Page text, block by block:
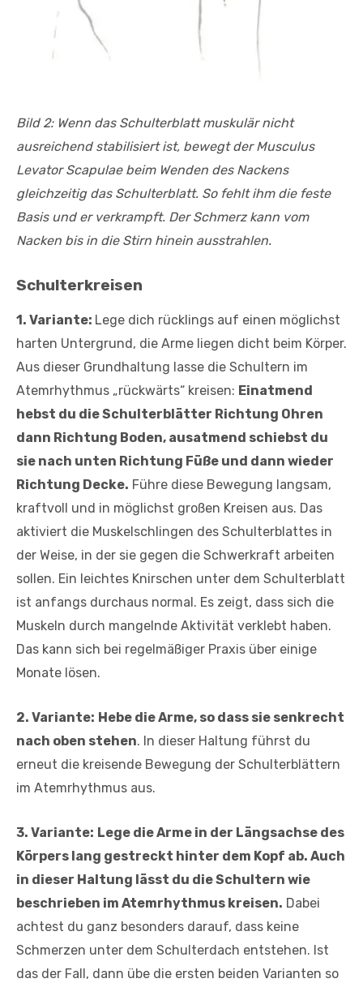
Bild 2: Wenn das Schulterblatt muskulär nicht
ausreichend stabilisiert ist, bewegt der Musculus
Levator Scapulae beim Wenden des Nackens
gleichzeitig das Schulterblatt. So fehlt ihm die feste
Basis und er verkrampft. Der Schmerz kann vom
Nacken bis in die Stirn hinein ausstrahlen.
Schulterkreisen
1. Variante: Lege dich rücklings auf einen möglichst
harten Untergrund, die Arme liegen dicht beim Körper.
Aus dieser Grundhaltung lasse die Schultern im
Atemrhythmus „rückwärts“ kreisen: Einatmend
hebst du die Schulterblätter Richtung Ohren
dann Richtung Boden, ausatmend schiebst du
sie nach unten Richtung Füße und dann wieder
Richtung Decke. Führe diese Bewegung langsam,
kraftvoll und in möglichst großen Kreisen aus. Das
aktiviert die Muskelschlingen des Schulterblattes in
der Weise, in der sie gegen die Schwerkraft arbeiten
sollen. Ein leichtes Knirschen unter dem Schulterblatt
ist anfangs durchaus normal. Es zeigt, dass sich die
Muskeln durch mangelnde Aktivität verklebt haben.
Das kann sich bei regelmäßiger Praxis über einige
Monate lösen.
2. Variante: Hebe die Arme, so dass sie senkrecht
nach oben stehen. In dieser Haltung führst du
erneut die kreisende Bewegung der Schulterblättern
im Atemrhythmus aus.
3. Variante: Lege die Arme in der Längsachse des
Körpers lang gestreckt hinter dem Kopf ab. Auch
in dieser Haltung lässt du die Schultern wie
beschrieben im Atemrhythmus kreisen. Dabei
achtest du ganz besonders darauf, dass keine
Schmerzen unter dem Schulterdach entstehen. Ist
das der Fall, dann übe die ersten beiden Varianten so